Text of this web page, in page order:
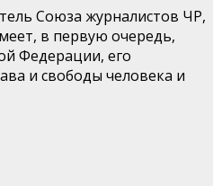
Союза журналистов ЧР,
в первую очередь,
Федерации, его
и свободы человека и